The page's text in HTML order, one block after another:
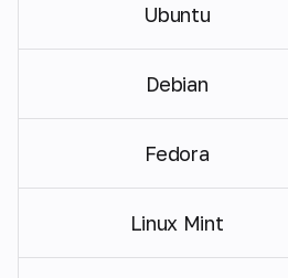
Ubuntu
Debian
Fedora
Linux Mint